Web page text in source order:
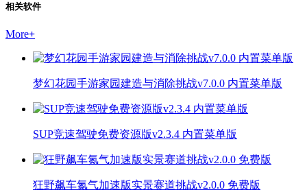
相关软件
More+
梦幻花园手游家园建造与消除挑战v7.0.0 内置菜单版
SUP竞速驾驶免费资源版v2.3.4 内置菜单版
狂野飙车氮气加速版实景赛道挑战v2.0.0 免费版